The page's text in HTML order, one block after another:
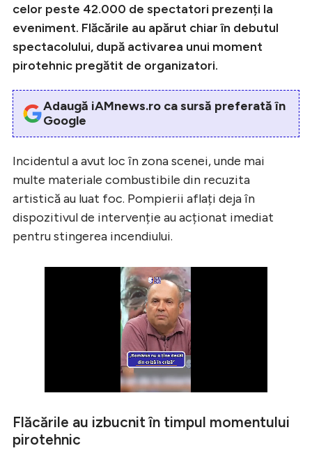
celor peste 42.000 de spectatori prezenți la
eveniment. Flăcările au apărut chiar în debutul
spectacolului, după activarea unui moment
pirotehnic pregătit de organizatori.
Adaugă iAMnews.ro ca sursă preferată în
Google
Incidentul a avut loc în zona scenei, unde mai
multe materiale combustibile din recuzita
artistică au luat foc. Pompierii aflați deja în
dispozitivul de intervenție au acționat imediat
pentru stingerea incendiului.
Flăcările au izbucnit în timpul momentului
pirotehnic